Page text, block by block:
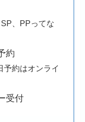
、PPってな
約
予約はオンライ
受付